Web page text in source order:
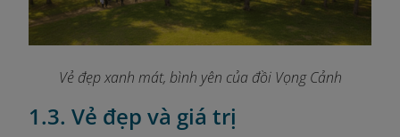
Vẻ đẹp xanh mát, bình yên của đồi Vọng Cảnh
1.3. Vẻ đẹp và giá trị